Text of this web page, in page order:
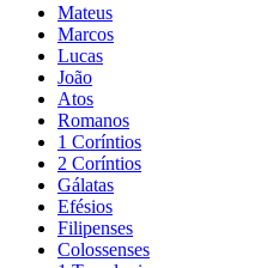
Mateus
Marcos
Lucas
João
Atos
Romanos
1 Coríntios
2 Coríntios
Gálatas
Efésios
Filipenses
Colossenses